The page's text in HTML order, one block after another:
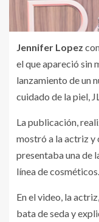
Jennifer Lopez
el que apareció sin
lanzamiento de un
cuidado de la piel,
La publicación,
mostró a la actriz y
presentaba una de
línea de cosméticos.
En el video, la
bata de seda y